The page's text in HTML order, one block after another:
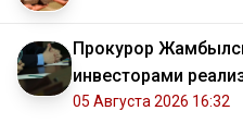
Прокурор
инвесторами
05 Августа 2026 16:32